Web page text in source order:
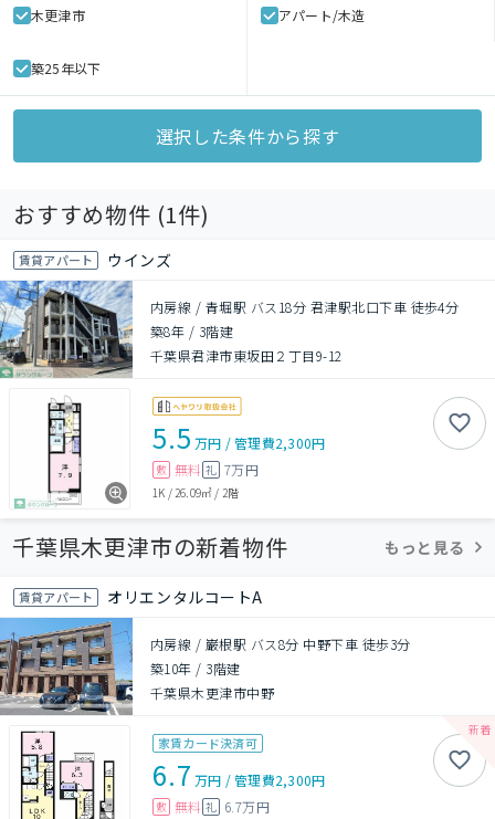
木更津市 アパート/木造
築25年以下
選択した条件から探す
おすすめ物件 (1件)
賃貸アパート ウインズ
内房線 / 青堀駅 バス18分 君津駅北口下車 徒歩4分
築8年 / 3階建
千葉県君津市東坂田２丁目9-12
5.5 万円 /管理費2,300円
敷 無料 礼 7万円
1K /26.09㎡ / 2階
千葉県木更津市の新着物件 もっと見る
賃貸アパート オリエンタルコートA
内房線 / 巌根駅 バス8分 中野下車 徒歩3分
築10年 / 3階建
千葉県木更津市中野
家賃カード決済可
6.7 万円 /管理費2,300円
敷 無料 礼 6.7万円